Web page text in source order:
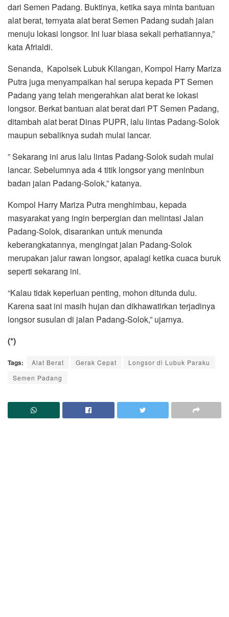
dari Semen Padang. Buktinya, ketika saya minta bantuan
alat berat, ternyata alat berat Semen Padang sudah jalan
menuju lokasi longsor. Ini luar biasa sekali perhatiannya,”
kata Afrialdi.
Senanda, Kapolsek Lubuk Kilangan, Kompol Harry Mariza
Putra juga menyampaikan hal serupa kepada PT Semen
Padang yang telah mengerahkan alat berat ke lokasi
longsor. Berkat bantuan alat berat dari PT Semen Padang,
ditambah alat berat Dinas PUPR, lalu lintas Padang-Solok
maupun sebaliknya sudah mulai lancar.
” Sekarang ini arus lalu lintas Padang-Solok sudah mulai
lancar. Sebelumnya ada 4 titik longsor yang meninbun
badan jalan Padang-Solok,” katanya.
Kompol Harry Mariza Putra menghimbau, kepada
masyarakat yang ingin berpergian dan melintasi Jalan
Padang-Solok, disarankan untuk menunda
keberangkatannya, mengingat jalan Padang-Solok
merupakan jalur rawan longsor, apalagi ketika cuaca buruk
seperti sekarang ini.
“Kalau tidak keperluan penting, mohon ditunda dulu.
Karena saat ini masih hujan dan dikhawatirkan terjadinya
longsor susulan di jalan Padang-Solok,” ujarnya.
(*)
Tags: Alat Berat Gerak Cepat
Longsor di Lubuk Paraku
Semen Padang